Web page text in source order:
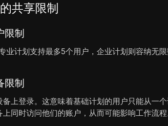
共享限制
限制
业计划支持最多5个用户，企业计划则容纳无
限制
上登录。这意味着基础计划的用户只能从一
同时访问他们的账户，从而可能影响工作流程